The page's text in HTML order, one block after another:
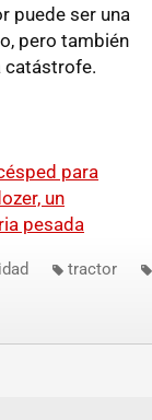
puede ser una
pero también
catástrofe.
para
un
pesada
tractor